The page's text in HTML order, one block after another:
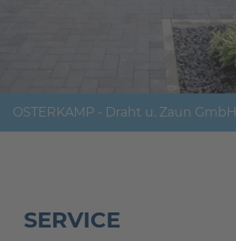
OSTERKAMP - Draht u. Zaun GmbH
SERVICE